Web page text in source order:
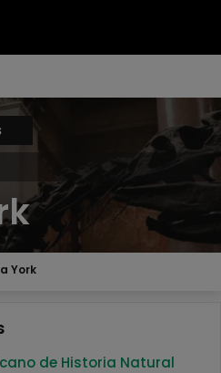
York
de Historia Natural